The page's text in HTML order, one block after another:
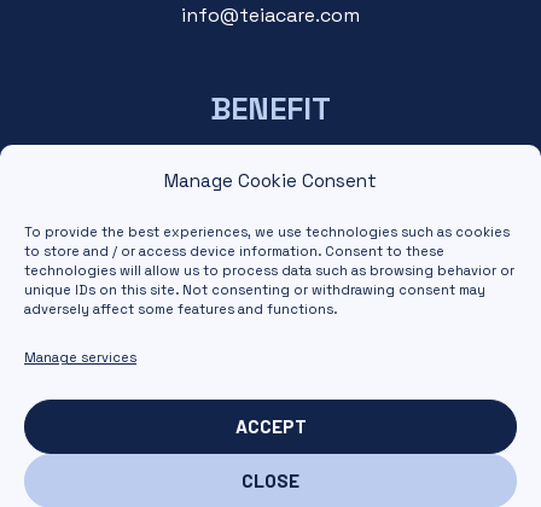
Manage Cookie Consent
To provide the best experiences, we use technologies such as cookies
to store and / or access device information. Consent to these
technologies will allow us to process data such as browsing behavior or
unique IDs on this site. Not consenting or withdrawing consent may
adversely affect some features and functions.
Manage services
ACCEPT
CLOSE
info@teiacare.com
BENEFIT
For operators
NEWSLETTER
I DECLARE that I have read theinformation
of personal data.